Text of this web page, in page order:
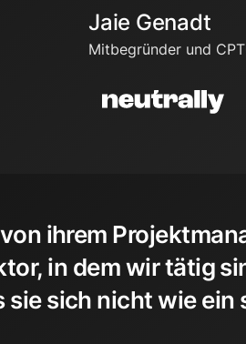
Jaie Genadt
Mitbegründer und
ihrem
in dem wir tätig
sie sich nicht wie ein